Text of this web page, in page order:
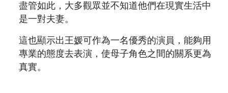
盡管如此，大多觀眾並不知道他們在現實生活中
是一對夫妻。
這也顯示出王媛可作為一名優秀的演員，能夠用
專業的態度去表演，使母子角色之間的關系更為
真實。